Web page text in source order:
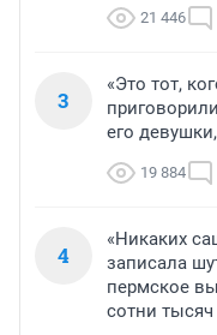
21 446
3
«Это тот,
его
19 884
4
«Никаких
записала
пермское
сотни тысяч